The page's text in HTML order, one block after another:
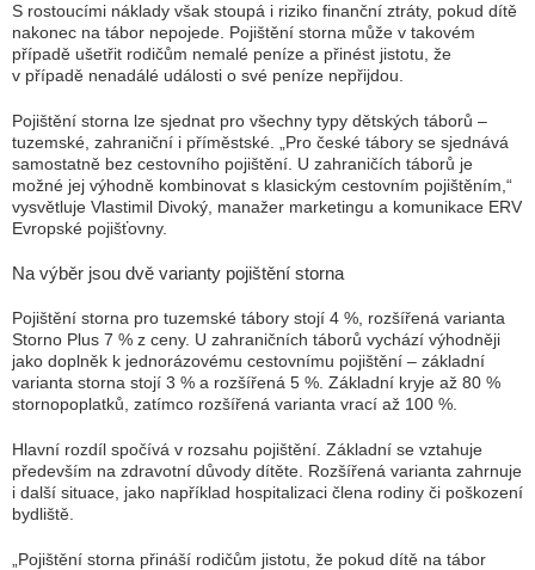
S rostoucími náklady však stoupá i riziko finanční ztráty, pokud dítě
nakonec na tábor nepojede. Pojištění storna může v takovém
případě ušetřit rodičům nemalé peníze a přinést jistotu, že
v případě nenadálé události o své peníze nepřijdou.
Pojištění storna lze sjednat pro všechny typy dětských táborů –
tuzemské, zahraniční i příměstské.
„Pro české tábory se sjednává
samostatně bez cestovního pojištění. U zahraničích táborů je
možné jej výhodně kombinovat s klasickým cestovním pojištěním,“
vysvětluje Vlastimil Divoký, manažer marketingu a komunikace ERV
Evropské pojišťovny.
Na výběr jsou dvě varianty pojištění storna
Pojištění storna pro tuzemské tábory stojí 4 %, rozšířená varianta
Storno Plus 7 % z ceny. U zahraničních táborů vychází výhodněji
jako doplněk k jednorázovému cestovnímu pojištění – základní
varianta storna stojí 3 % a rozšířená 5 %. Základní kryje až 80 %
stornopoplatků, zatímco rozšířená varianta vrací až 100 %.
Hlavní rozdíl spočívá v rozsahu pojištění. Základní se vztahuje
především na zdravotní důvody dítěte. Rozšířená varianta zahrnuje
i další situace, jako například hospitalizaci člena rodiny či poškození
bydliště.
„Pojištění storna přináší rodičům jistotu, že pokud dítě na tábor